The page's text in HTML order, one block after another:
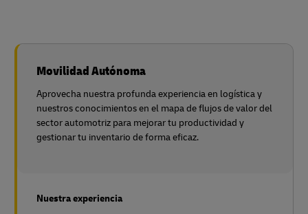
Movilidad Autónoma
Aprovecha nuestra profunda experiencia en logística y
nuestros conocimientos en el mapa de flujos de valor del
sector automotriz para mejorar tu productividad y
gestionar tu inventario de forma eficaz.
Nuestra experiencia